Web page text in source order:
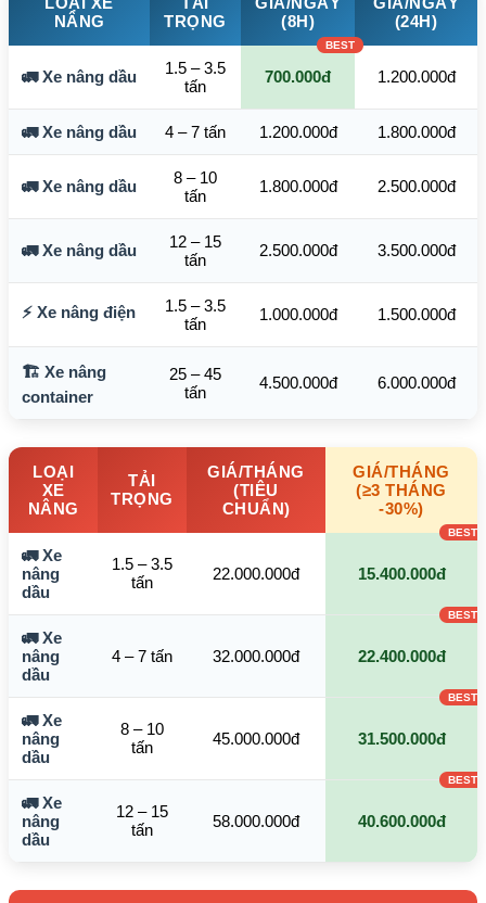
NÂNG
TRỌNG
(8H)
(24H)
🚛 Xe nâng dầu
1.5 – 3.5
tấn
700.000đ 1.200.000đ
🚛 Xe nâng dầu 4 – 7 tấn 1.200.000đ 1.800.000đ
🚛 Xe nâng dầu
8 – 10
tấn
1.800.000đ 2.500.000đ
🚛 Xe nâng dầu
12 – 15
tấn
2.500.000đ 3.500.000đ
⚡ Xe nâng điện
1.5 – 3.5
tấn
1.000.000đ 1.500.000đ
🏗️ Xe nâng
container
25 – 45
tấn
4.500.000đ 6.000.000đ
LOẠI
XE
NÂNG
TẢI
TRỌNG
GIÁ/THÁNG
(TIÊU
CHUẨN)
GIÁ/THÁNG
(≥3 THÁNG
-30%)
🚛 Xe
nâng
dầu
1.5 – 3.5
tấn
22.000.000đ 15.400.000đ
🚛 Xe
nâng
dầu
4 – 7 tấn 32.000.000đ 22.400.000đ
🚛 Xe
nâng
dầu
8 – 10
tấn
45.000.000đ 31.500.000đ
🚛 Xe
nâng
dầu
12 – 15
tấn
58.000.000đ 40.600.000đ